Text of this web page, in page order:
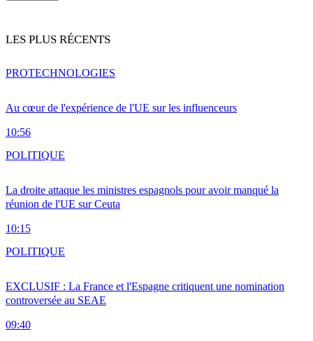
LES PLUS RÉCENTS
Au cœur de l'expérience de l'UE sur les influenceurs
10:56
PROTECHNOLOGIES
La droite attaque les ministres espagnols pour avoir manqué la
réunion de l'UE sur Ceuta
10:15
POLITIQUE
EXCLUSIF : La France et l'Espagne critiquent une nomination
controversée au SEAE
09:40
POLITIQUE